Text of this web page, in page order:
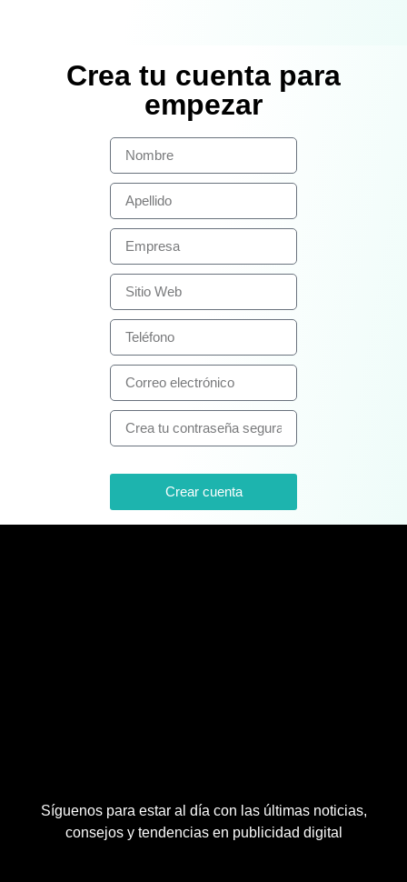
Crea tu cuenta para
empezar
Crear cuenta
Síguenos para estar al día con las últimas noticias,
consejos y tendencias en publicidad digital